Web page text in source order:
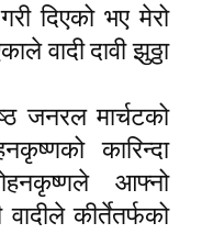
दिएको भए मेरो
वादी दावी झुठ्ठा
जनरल मार्चटको
कारिन्दा
आफ्नो
कीर्तेतर्फको